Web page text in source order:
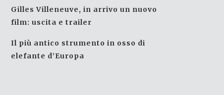
Gilles Villeneuve, in arrivo un nuovo
film: uscita e trailer
Il più antico strumento in osso di
elefante d’Europa